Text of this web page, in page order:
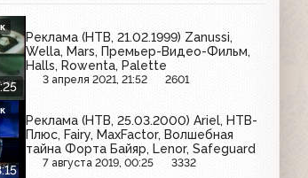
Реклама (НТВ, 21.02.1999) Zanussi,
Wella, Mars, Премьер-Видео-Фильм,
Halls, Rowenta, Palette
3 апреля 2021, 21:52 2601
Реклама (НТВ, 25.03.2000) Ariel, НТВ-
Плюс, Fairy, MaxFactor, Волшебная
тайна Форта Байяр, Lenor, Safeguard
7 августа 2019, 00:25 3332